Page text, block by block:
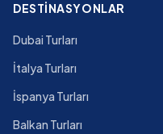
DESTINASYONLAR
Dubai Turları
İtalya Turları
İspanya Turları
Balkan Turları